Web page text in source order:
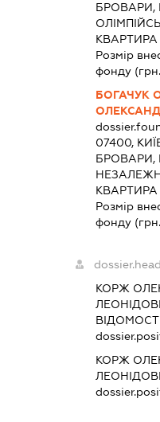
БРОВАРИ,
КВАРТИРА
Розмір
фонду
БОГАЧУК
07400,
БРОВАРИ,
КВАРТИРА
Розмір
фонду
КОРЖ
КОРЖ